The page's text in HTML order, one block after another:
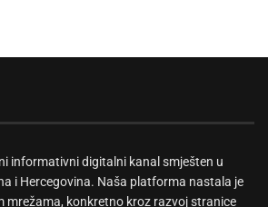
informativni digitalni kanal smješten u
i Hercegovina. Naša platforma nastala je
mrežama, konkretno kroz razvoj stranice